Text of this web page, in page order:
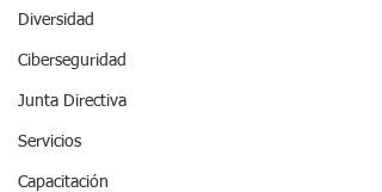
Diversidad
Ciberseguridad
Junta Directiva
Servicios
Capacitación